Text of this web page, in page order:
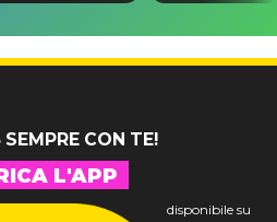
di Prince con
10 brani
inediti
incidente:
"Sono così
grato alla
CON TE!
L'APP
disponibile su